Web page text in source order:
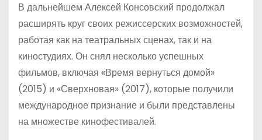
В дальнейшем Алексей Консовский продолжал
расширять круг своих режиссерских возможностей,
работая как на театральных сценах, так и на
киностудиях. Он снял несколько успешных
фильмов, включая «Время вернуться домой»
(2015) и «Сверхновая» (2017), которые получили
международное признание и были представлены
на множестве кинофестивалей.